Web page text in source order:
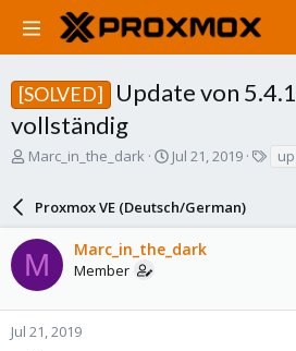
[SOLVED]
Update von
vollständig
T
a
d
s
t
a
r
Marc_in_the_dark
S
r
t
d
e
Jul 21, 2019
Proxmox VE (Deutsch/German)
M Marc_in_the_dark
Member
Jul 21, 2019